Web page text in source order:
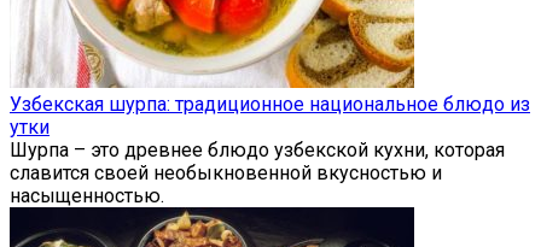
Узбекская шурпа: традиционное национальное блюдо из
утки
Шурпа – это древнее блюдо узбекской кухни, которая
славится своей необыкновенной вкусностью и
насыщенностью.